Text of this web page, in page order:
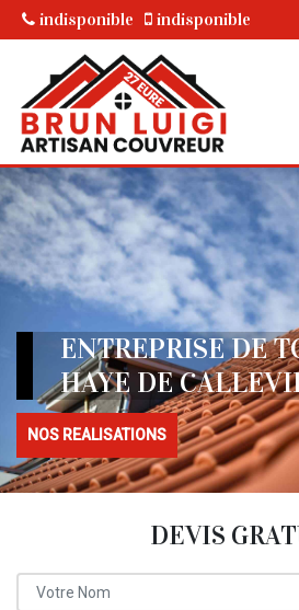
indisponible indisponible
ENTREPRISE DE
HAYE DE
NOS REALISATIONS
DEVIS